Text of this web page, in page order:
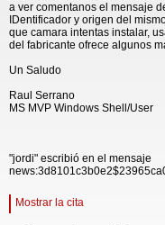
a ver comentanos el mensaje
IDentificador y origen del
que camara intentas instalar,
del fabricante ofrece algunos
Un Saludo
Raul Serrano
MS MVP Windows Shell/User
"jordi" escribió en el mensaje
Mostrar la cita